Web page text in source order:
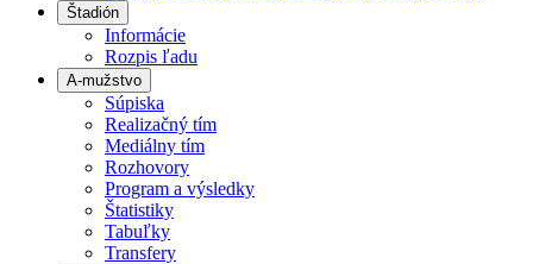
Štadión
Informácie
Rozpis ľadu
A-mužstvo
Súpiska
Realizačný tím
Mediálny tím
Rozhovory
Program a výsledky
Štatistiky
Tabuľky
Transfery